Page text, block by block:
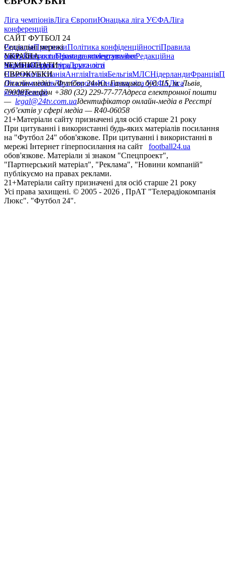
Ліга чемпіонівЛіга ЄвропиЮнацька ліга УЄФАЛіга
конференцій
САЙТ ФУТБОЛ 24
РедакціяПрогнозиПолітика конфіденційностіПравила
сайтуКонтактиПравила коментуванняРедакційна
політикаСтруктура власності
Соціальні мережі
facebookxyoutubeinstagramtelegramviber
УКРАЇНА
УкраїнаПерша лігаДруга ліга
ЧЕМПІОНАТИ
НімеччинаІспаніяАнгліяІталіяБельгіяМЛСНідерландиФранція
ЄВРОКУБКИ
Ліга чемпіонівЛіга ЄвропиЮнацька ліга УЄФАЛіга
конференцій
Онлайн-медіа «Футбол 24»пл. Галицька, буд. 15, м. Львів,
79008Телефон +380 (32) 229-77-77Адреса електронної пошти
— legal@24tv.com.uaІдентифікатор онлайн-медіа в Реєстрі
суб’єктів у сфері медіа — R40-06058
21+Матеріали сайту призначені для осіб старше 21 року
При цитуванні і використанні будь-яких матеріалів посилання
на "Футбол 24" обов'язкове. При цитуванні і використанні в
мережі Інтернет гіперпосилання на сайт
football24.ua
обов'язкове. Матеріали зі знаком "Спецпроект",
"Партнерський матеріал", "Реклама", "Новини компаній"
публікуємо на правах реклами.
21+Матеріали сайту призначені для осіб старше 21 року
Усi права захищенi. © 2005 - 2026 , ПрАТ "Телерадіокомпанія
Люкс". "Футбол 24".